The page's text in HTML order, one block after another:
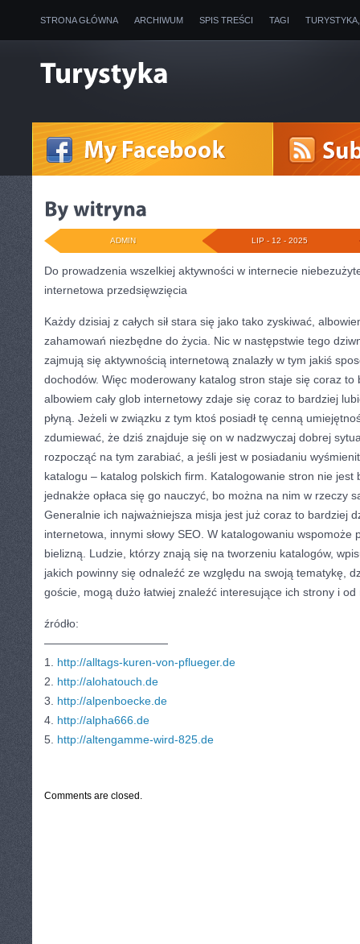
STRONA GŁÓWNA ARCHIWUM SPIS TREŚCI TAGI
LIP - 12 - 2025
ADMIN
Do prowadzenia wszelkiej aktywności w internecie
internetowa przedsięwzięcia
Każdy dzisiaj z całych sił stara się jako tako zyskiwać,
zahamowań niezbędne do życia. Nic w następstwie tego
zajmują się aktywnością internetową znalazły w tym jakiś
dochodów. Więc moderowany katalog stron staje się coraz to
albowiem cały glob internetowy zdaje się coraz to bardziej
płyną. Jeżeli w związku z tym ktoś posiadł tę cenną
zdumiewać, że dziś znajduje się on w nadzwyczaj dobrej
rozpocząć na tym zarabiać, a jeśli jest w posiadaniu
katalogu – katalog polskich firm. Katalogowanie stron nie jest
jednakże opłaca się go nauczyć, bo można na nim w rzeczy
Generalnie ich najważniejsza misja jest już coraz to bardziej
internetowa, innymi słowy SEO. W katalogowaniu wspomoże
bielizną. Ludzie, którzy znają się na tworzeniu katalogów,
jakich powinny się odnaleźć ze względu na swoją tematykę,
goście, mogą dużo łatwiej znaleźć interesujące ich strony i
źródło:
———————————
1. http://alltags-kuren-von-pflueger.de
2. http://alohatouch.de
3. http://alpenboecke.de
4. http://alpha666.de
5. http://altengamme-wird-825.de
Comments are closed.